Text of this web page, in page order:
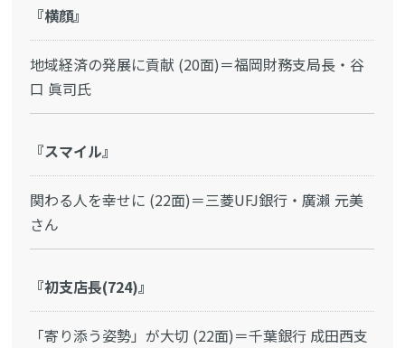
『横顔』
地域経済の発展に貢献 (20面)＝福岡財務支局長・谷
口 眞司氏
『スマイル』
関わる人を幸せに (22面)＝三菱UFJ銀行・廣瀨 元美
さん
『初支店長(724)』
「寄り添う姿勢」が大切 (22面)＝千葉銀行 成田西支